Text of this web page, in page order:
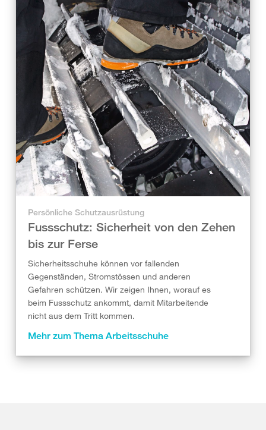
Persönliche Schutzausrüstung
Fussschutz: Sicherheit von den Zehen
bis zur Ferse
Sicherheitsschuhe können vor fallenden
Gegenständen, Stromstössen und anderen
Gefahren schützen. Wir zeigen Ihnen, worauf es
beim Fussschutz ankommt, damit Mitarbeitende
nicht aus dem Tritt kommen.
Mehr zum Thema Arbeitsschuhe